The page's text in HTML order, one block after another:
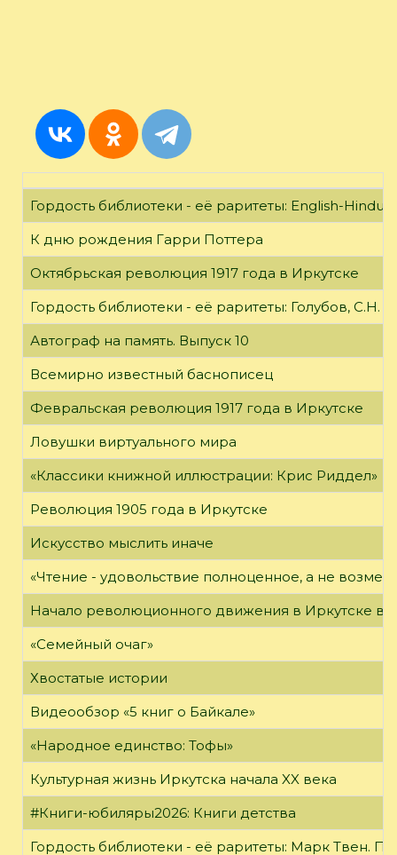
Гордость библиотеки - её раритеты: English-
К дню рождения Гарри Поттера
Октябрьская революция 1917 года в Иркутске
Гордость библиотеки - её раритеты: Голубов, С.Н.
Автограф на память. Выпуск 10
Всемирно известный баснописец
Февральская революция 1917 года в Иркутске
Ловушки виртуального мира
«Классики книжной иллюстрации: Крис Риддел»
Революция 1905 года в Иркутске
Искусство мыслить иначе
«Чтение - удовольствие полноценное, а не
Начало революционного движения в Иркутске в
«Семейный очаг»
Хвостатые истории
Видеообзор «5 книг о Байкале»
«Народное единство: Тофы»
Культурная жизнь Иркутска начала XX века
#Книги-юбиляры2026: Книги детства
Гордость библиотеки - её раритеты: Марк Твен.